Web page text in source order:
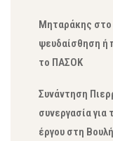
Μηταράκης στο
ψευδαίσθηση ή
το ΠΑΣΟΚ
Συνάντηση
συνεργασία για
έργου στη Βουλή